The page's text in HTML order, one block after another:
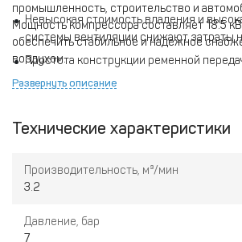
промышленность, строительство и
Мощность компрессора составляет 18.5
обеспечить стабильное и надежное
воздухом.
Невысокая стоимость владения и
системы вентиляции снижают затраты
Простота конструкции ременной
отказоустойчивость, а высокая степень
Продуманная компоновка узлов и
своевременную замену фильтров и
Три этапа очистки воздушно-масляной
низкое содержание масла в сжатом
ppm), что важно для сохранения
Развернуть описание
Технические характеристики
Производительность, м³/мин
3.2
Давление, бар
7